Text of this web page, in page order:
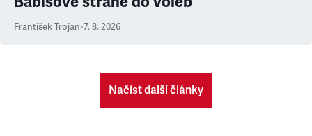
František Trojan•7. 8. 2026
Načíst další články